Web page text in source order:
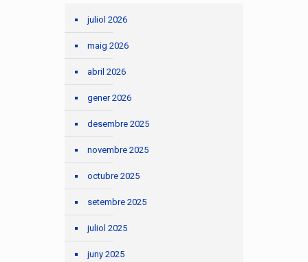
juliol 2026
maig 2026
abril 2026
gener 2026
desembre 2025
novembre 2025
octubre 2025
setembre 2025
juliol 2025
juny 2025